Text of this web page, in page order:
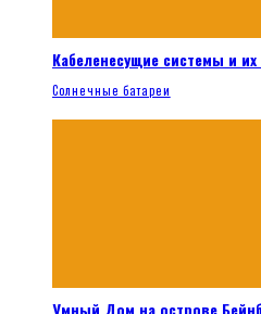
Кабеленесущие системы и
Солнечные батареи